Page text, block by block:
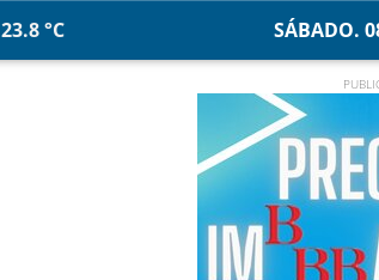
23.8 °C SÁBADO.